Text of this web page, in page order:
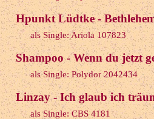
Hpunkt Lüdtke -
als Single: Ariola 107823
Shampoo - Wenn du jetzt
als Single: Polydor 2042434
Linzay - Ich glaub ich
als Single: CBS 4181